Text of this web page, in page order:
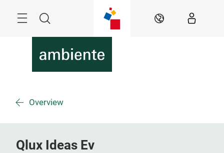
Suche DE
Overview
Qlux Ideas Ev